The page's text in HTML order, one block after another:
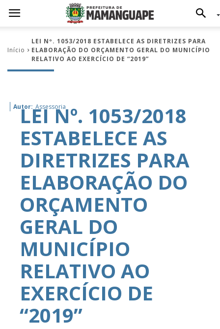
Início
LEI Nº. 1053/2018 ESTABELECE AS DIRETRIZES PARA
ELABORAÇÃO DO ORÇAMENTO GERAL DO MUNICÍPIO
RELATIVO AO EXERCÍCIO DE “2019”
Autor: Assessoria
LEI Nº. 1053/2018
ESTABELECE AS
DIRETRIZES PARA
ELABORAÇÃO DO
ORÇAMENTO
GERAL DO
MUNICÍPIO
RELATIVO AO
EXERCÍCIO DE
“2019”